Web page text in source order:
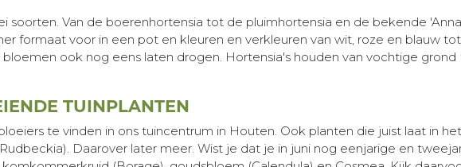
soorten. Van de boerenhortensia tot de pluimhortensia en de bekende
formaat voor in een pot en kleuren en verkleuren van wit, roze en blauw
ook nog eens laten drogen. Hortensia's houden van vochtige
TUINPLANTEN
te vinden in ons tuincentrum in Houten. Ook planten die juist laat in
Daarover later meer. Wist je dat je in juni nog eenjarige en